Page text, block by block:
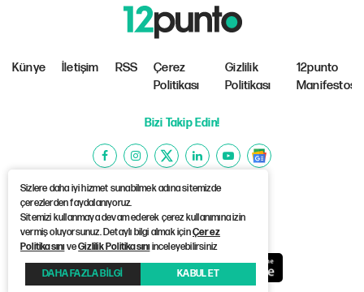
Sizlere daha iyi hizmet sunabilmek adına sitemizde
çerezlerden faydalanıyoruz.
Sitemizi kullanmaya devam ederek çerez kullanımına izin
vermiş oluyorsunuz. Detaylı bilgi almak içinÇerez
PolitikasınıveGizlilik Politikasınıinceleyebilirsiniz
DAHA FAZLA BİLGİ KABUL ET
Künye İletişim RSS
Çerez
Politikası
Gizlilik
Politikası
12punto
Manifestosu
Bizi Takip Edin!
©Copyright 2026 12punto